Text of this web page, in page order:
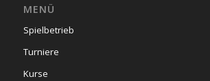
MENÜ
Spielbetrieb
Turniere
Kurse